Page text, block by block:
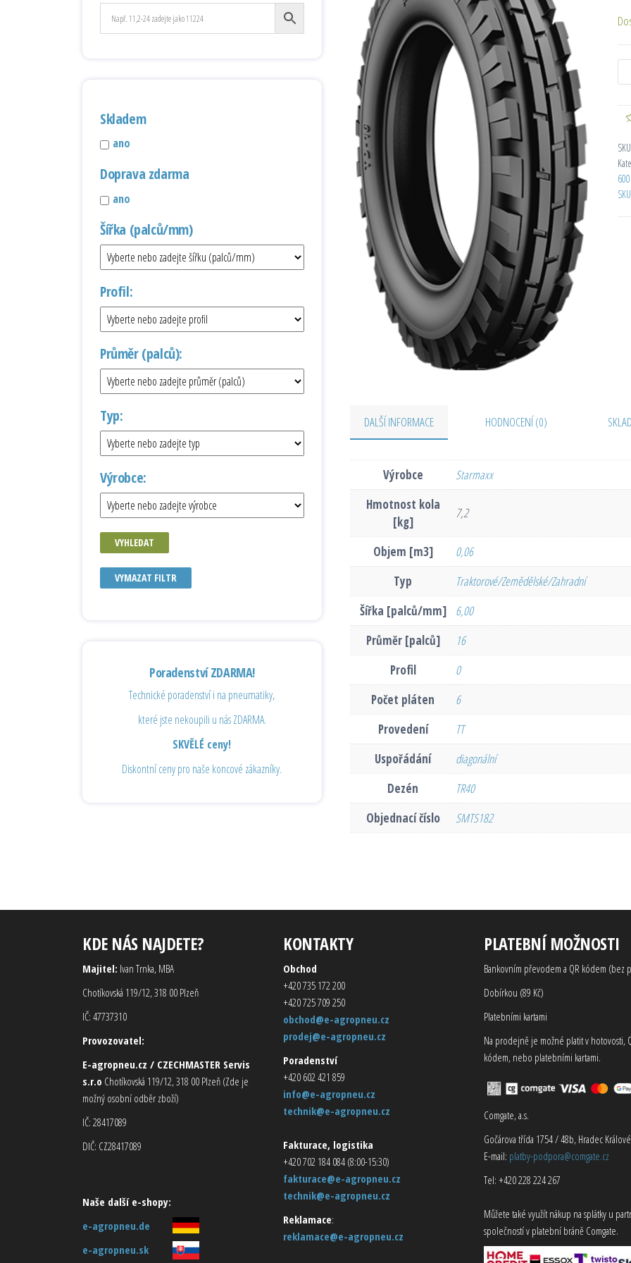
DALŠÍ INFORMACE HODNOCENÍ (0)
Výrobce
Starmaxx
Hmotnost kola
[kg]
7,2
Objem [m3]
0,06
Typ
Traktorové/Zemědělské/Zahradní
Šířka [palců/mm]
6,00
Průměr [palců]
16
Profil
0
Počet pláten
6
Provedení
TT
Uspořádání
diagonální
Dezén
TR40
Objednací číslo
SMTS182
Skladem
ano
Doprava zdarma
ano
Šířka (palců/mm)
Profil:
Průměr (palců):
Typ:
Výrobce:
VYHLEDAT
VYMAZAT FILTR
Poradenství ZDARMA!
Technické poradenství i na pneumatiky,
které jste nekoupili u nás ZDARMA.
SKVĚLÉ ceny!
Diskontní ceny pro naše koncové zákazníky.
KDE NÁS NAJDETE?
Majitel: Ivan Trnka, MBA
Chotíkovská 119/12, 318 00 Plzeň
IČ: 47737310
Provozovatel:
E-agropneu.cz / CZECHMASTER Servis
s.r.o Chotíkovská 119/12, 318 00 Plzeň (Zde je
možný osobní odběr zboží)
IČ: 28417089
DIČ: CZ28417089
Naše další e-shopy:
e-agropneu.de
e-agropneu.sk
KONTAKTY
Obchod
+420 735 172 200
+420 725 709 250
obchod@e-agropneu.cz
prodej@e-agropneu.cz
Poradenství
+420 602 421 859
info@e-agropneu.cz
technik@e-agropneu.cz
Fakturace, logistika
+420 702 184 084 (8:00-15:30)
fakturace@e-agropneu.cz
technik@e-agropneu.cz
Reklamace:
reklamace@e-agropneu.cz
PLATEBNÍ MOŽNOSTI
Bankovním převodem a QR kódem (bez
Dobírkou (89 Kč)
Platebními kartami
Na prodejně je možné platit v hotovosti,
kódem, nebo platebními kartami.
Comgate, a.s.
Gočárova třída 1754 / 48b, Hradec Králové
E-mail: platby-podpora@comgate.cz
Tel: +420 228 224 267
Můžete také využít nákup na splátky u
společností v platební bráně Comgate.